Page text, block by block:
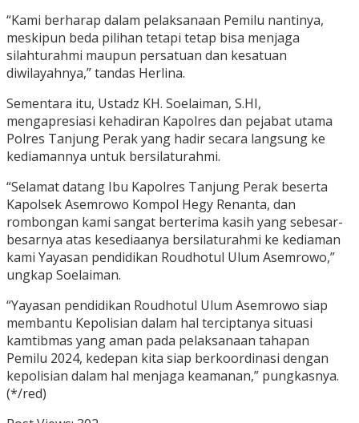
“Kami berharap dalam pelaksanaan Pemilu nantinya,
meskipun beda pilihan tetapi tetap bisa menjaga
silahturahmi maupun persatuan dan kesatuan
diwilayahnya,” tandas Herlina.
Sementara itu, Ustadz KH. Soelaiman, S.HI,
mengapresiasi kehadiran Kapolres dan pejabat utama
Polres Tanjung Perak yang hadir secara langsung ke
kediamannya untuk bersilaturahmi.
“Selamat datang Ibu Kapolres Tanjung Perak beserta
Kapolsek Asemrowo Kompol Hegy Renanta, dan
rombongan kami sangat berterima kasih yang sebesar-
besarnya atas kesediaanya bersilaturahmi ke kediaman
kami Yayasan pendidikan Roudhotul Ulum Asemrowo,”
ungkap Soelaiman.
“Yayasan pendidikan Roudhotul Ulum Asemrowo siap
membantu Kepolisian dalam hal terciptanya situasi
kamtibmas yang aman pada pelaksanaan tahapan
Pemilu 2024, kedepan kita siap berkoordinasi dengan
kepolisian dalam hal menjaga keamanan,” pungkasnya.
(*/red)